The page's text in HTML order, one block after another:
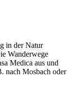
in der Natur
Wanderwege
Medica aus und
nach Mosbach oder